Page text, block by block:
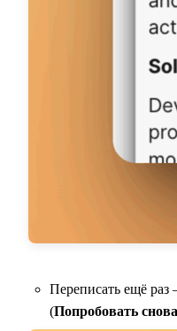
Переписать ещё
(Попробовать снова